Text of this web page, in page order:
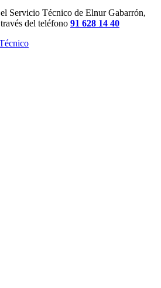
Servicio Técnico de Elnur Gabarrón,
del teléfono 91 628 14 40